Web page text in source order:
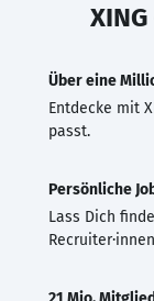
Über eine
Entdecke mit
passt.
Persönliche
Lass Dich